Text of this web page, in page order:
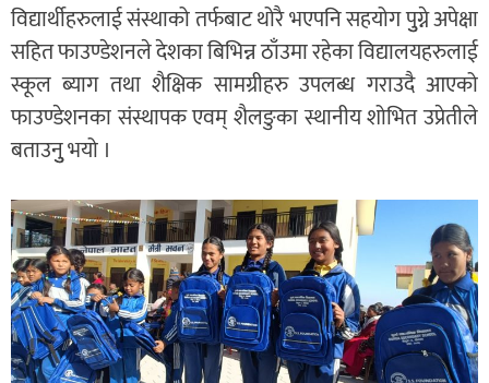
विद्यार्थीहरुलाई संस्थाको तर्फबाट थोरै भएपनि सहयोग पुुग्ने अपेक्षा
सहित फाउण्डेशनले देशका बिभिन्न ठाँउमा रहेका विद्यालयहरुलाई
स्कूल ब्याग तथा शैक्षिक सामग्रीहरु उपलब्ध गराउदै आएको
फाउण्डेशनका संस्थापक एवम् शैलङुका स्थानीय शोभित उप्रेतीले
बताउनुु भयो ।